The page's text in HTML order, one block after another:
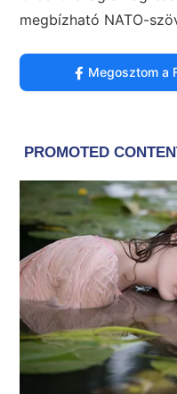
megbízható NATO-
Megosztom a